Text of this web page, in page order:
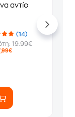
αντίο
(14)
19.99€
,99€